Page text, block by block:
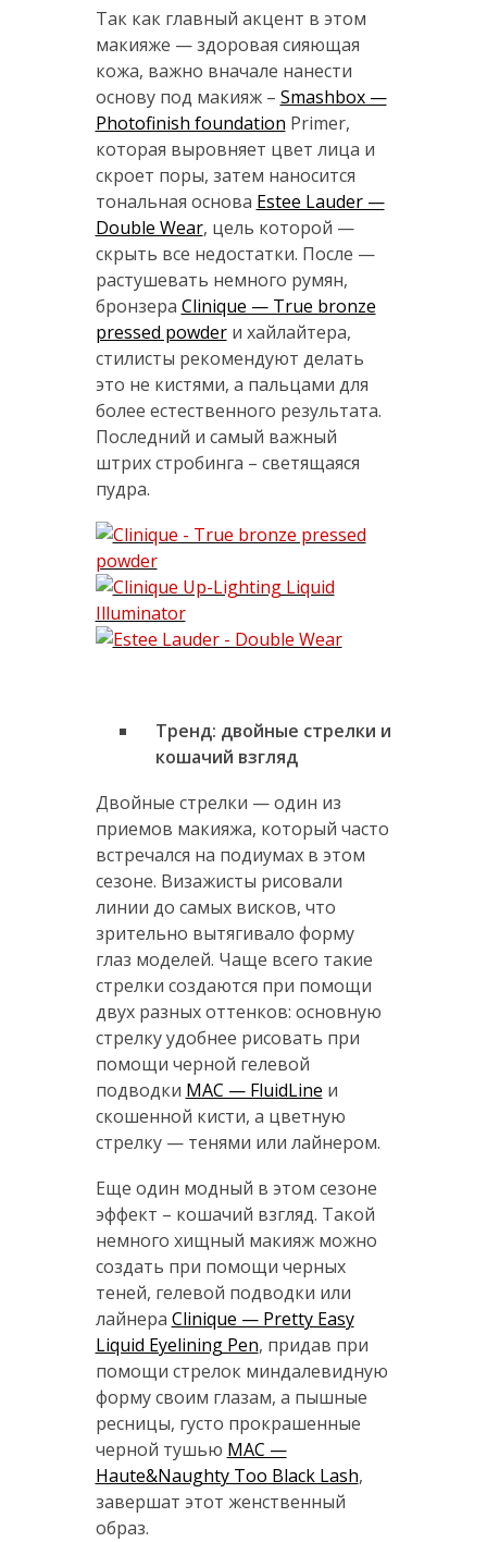
Так как главный акцент в этом
макияже — здоровая сияющая
кожа, важно вначале нанести
основу под макияж – Smashbox —
Photofinish foundation Primer,
которая выровняет цвет лица и
скроет поры, затем наносится
тональная основа Estee Lauder —
Double Wear, цель которой —
скрыть все недостатки. После —
растушевать немного румян,
бронзера Clinique — True bronze
pressed powderи хайлайтера,
стилисты рекомендуют делать
это не кистями, а пальцами для
более естественного результата.
Последний и самый важный
штрих стробинга – светящаяся
пудра.
Тренд: двойные стрелки и
кошачий взгляд
Двойные стрелки — ­один из
приемов макияжа, который часто
встречался на подиумах в этом
сезоне. Визажисты рисовали
линии до самых висков, что
зрительно вытягивало форму
глаз моделей. Чаще всего такие
стрелки создаются при помощи
двух разных оттенков: основную
стрелку удобнее рисовать при
помощи черной гелевой
подводки MAC — FluidLine и
скошенной кисти, а цветную
стрелку — тенями или лайнером.
Еще один модный в этом сезоне
эффект – кошачий взгляд. Такой
немного хищный макияж можно
создать при помощи черных
теней, гелевой подводки или
лайнера Clinique — Pretty Easy
Liquid Eyelining Pen, придав при
помощи стрелок миндалевидную
форму своим глазам, а пышные
ресницы, густо прокрашенные
черной тушью MAC —
Haute&Naughty Too Black Lash,
завершат этот женственный
образ.